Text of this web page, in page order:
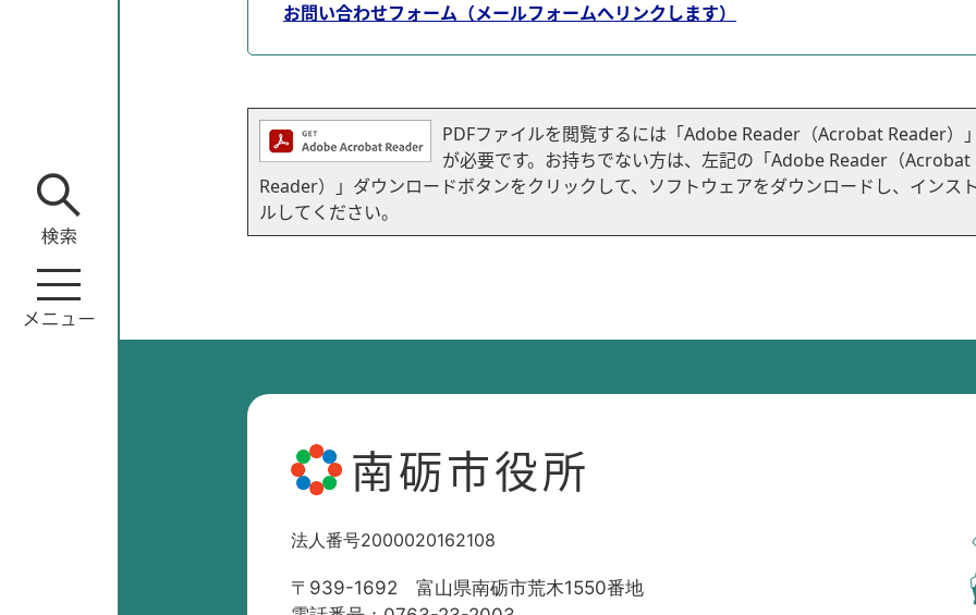
お問い合わせフォーム（メールフォームへリンクします）
PDFファイルを閲覧するには「Adobe Reader（Acrobat Reader）
が必要です。お持ちでない方は、左記の「Adobe Reader（Acrobat
Reader）」ダウンロードボタンをクリックして、ソフトウェアをダウンロードし、インス
ルしてください。
南砺市役所
法人番号2000020162108
〒939-1692 富山県南砺市荒木1550番地